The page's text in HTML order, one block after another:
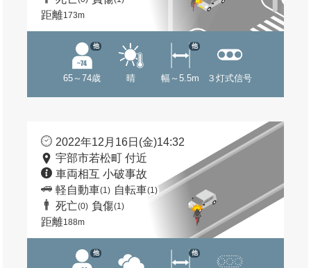
距離173m
65～74歳
他
晴 幅～5.5m
他
３灯式信号
2022年12月16日(金)14:32
宇部市若松町 付近
車両相互 小破事故
軽自動車(1) 自転車(1)
死亡(0) 負傷(1)
距離188m
他 他